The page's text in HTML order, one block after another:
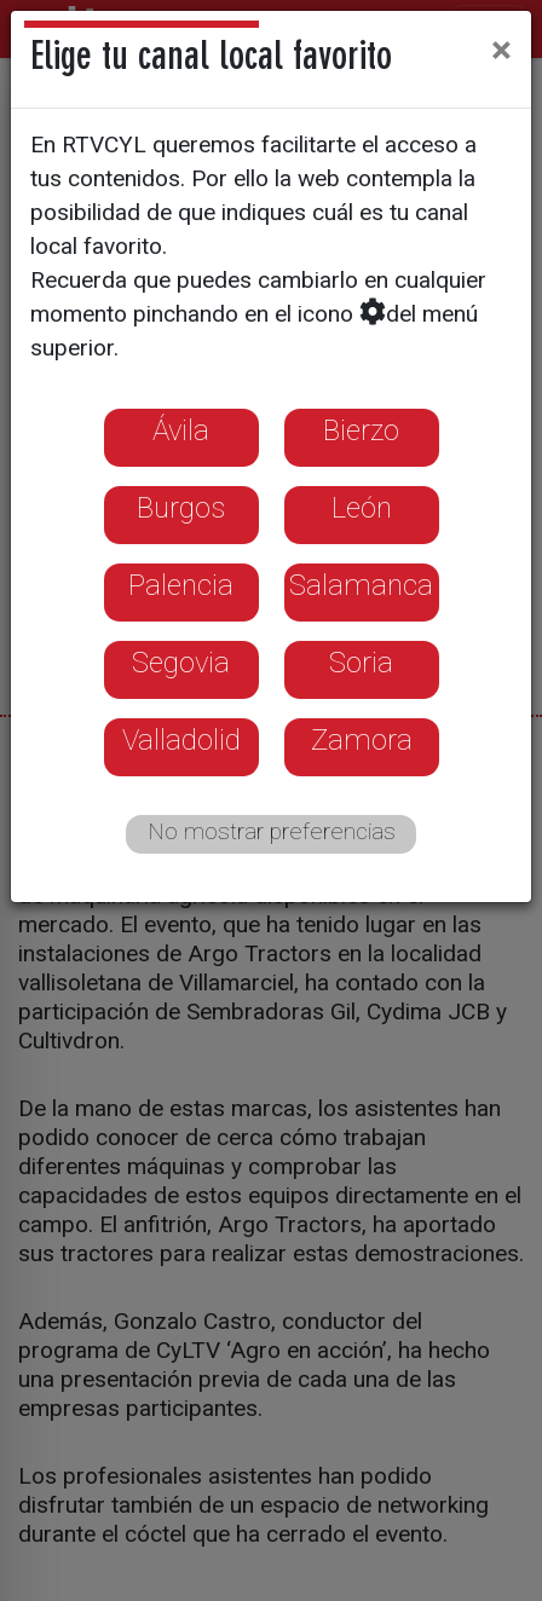
CyLTV organiza la II Jornada
Técnica ‘Agro en Acción’ para
dar a conocer las últimas
novedades en maquinaria
agrícola
05/05/2026
Castilla y León Televisión ha celebrado esta
mañana la II Jornada Técnica ‘Agro en Acción’ en
de maquinaria agrícola disponibles en el
mercado. El evento, que ha tenido lugar en las
instalaciones de Argo Tractors en la localidad
vallisoletana de Villamarciel, ha contado con la
participación de Sembradoras Gil, Cydima JCB y
Cultivdron.
De la mano de estas marcas, los asistentes han
podido conocer de cerca cómo trabajan
diferentes máquinas y comprobar las
capacidades de estos equipos directamente en el
campo. El anfitrión, Argo Tractors, ha aportado
sus tractores para realizar estas demostraciones.
Además, Gonzalo Castro, conductor del
programa de CyLTV ‘Agro en acción’, ha hecho
una presentación previa de cada una de las
empresas participantes.
Los profesionales asistentes han podido
disfrutar también de un espacio de networking
durante el cóctel que ha cerrado el evento.
Elige tu canal local favorito ×
En RTVCYL queremos facilitarte el acceso a
tus contenidos. Por ello la web contempla la
posibilidad de que indiques cuál es tu canal
local favorito.
Recuerda que puedes cambiarlo en cualquier
momento pinchando en el icono
del menú
superior.
Ávila Bierzo
Burgos León
Palencia Salamanca
Segovia Soria
Valladolid Zamora
No mostrar preferencias